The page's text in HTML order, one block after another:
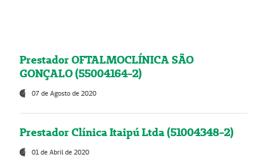
Prestador OFTALMOCLÍNICA SÃO
GONÇALO (55004164-2)
07 de Agosto de 2020
Prestador Clínica Itaipú Ltda (51004348-2)
01 de Abril de 2020